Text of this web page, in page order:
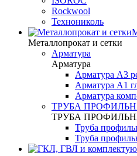
Rockwool
Технониколь
Металлопрокат и сетки
Арматура
Арматура
Арматура А3
Арматура А1
Арматура
ТРУБА
ТРУБА
Труба
Труба